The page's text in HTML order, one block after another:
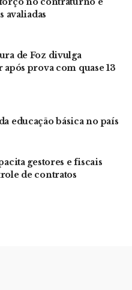
avaliadas
de Foz divulga
prova com quase 13
educação básica no país
gestores e fiscais
de contratos